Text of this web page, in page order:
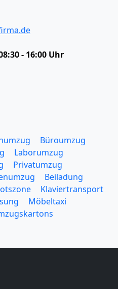
- 16:00 Uhr
Büroumzug
Laborumzug
Privatumzug
Beiladung
Klaviertransport
Möbeltaxi